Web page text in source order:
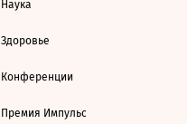
Наука
Здоровье
Конференции
Премия Импульс